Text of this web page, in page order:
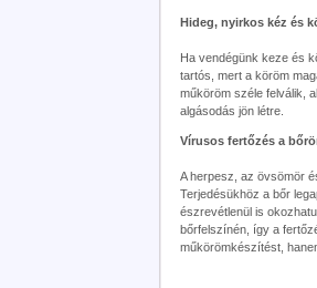
Hideg, nyirkos kéz és
Ha vendégünk keze és
tartós, mert a köröm
műköröm széle felválik,
algásodás jön létre.
Vírusos fertőzés a
A herpesz, az övsömör
Terjedésükhöz a bőr
észrevétlenül is
bőrfelszínén, így a
műkörömkészítést,